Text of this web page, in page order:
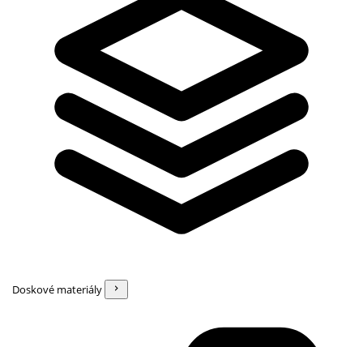
Doskové materiály